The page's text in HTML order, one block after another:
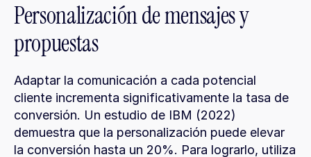
Personalización de mensajes y
propuestas
Adaptar la comunicación a cada potencial
cliente incrementa significativamente la tasa de
conversión. Un estudio de IBM (2022)
demuestra que la personalización puede elevar
la conversión hasta un 20%. Para lograrlo, utiliza